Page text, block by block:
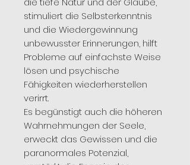
stimuliert die Selbsterkenntnis
und die Wiedergewinnung
unbewusster Erinnerungen, hilft
Probleme auf einfachste Weise
lösen und psychische
Fähigkeiten wiederherstellen
verirrt.
Es begünstigt auch die höheren
Wahrnehmungen der Seele,
erweckt das Gewissen und die
paranormales Potenzial,